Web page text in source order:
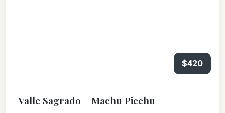
$420
Valle Sagrado + Machu Picchu